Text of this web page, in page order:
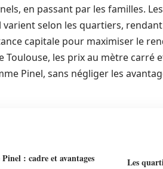
en passant par les familles.
varient selon les quartiers,
capitale pour maximiser le
les prix au mètre carré
Pinel, sans négliger les
: cadre et avantages
Les